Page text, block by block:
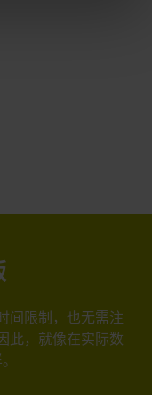
间限制，也无需注
此，就像在实际数